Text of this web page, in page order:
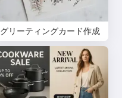
グリーティングカード作成